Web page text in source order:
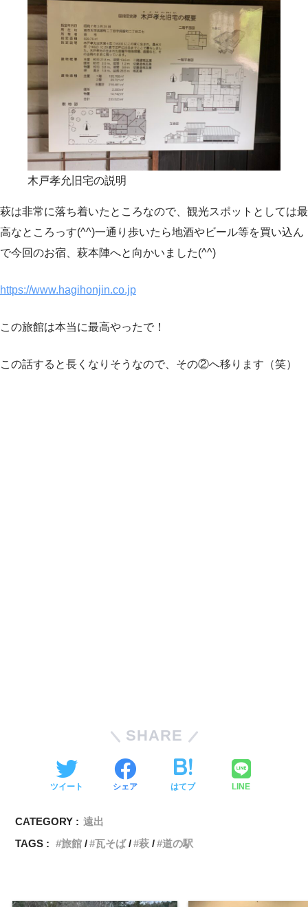
木戸孝允旧宅の説明
萩は非常に落ち着いたところなので、観光スポットとしては最
高なところっす(^^)一通り歩いたら地酒やビール等を買い込ん
で今回のお宿、萩本陣へと向かいました(^^)
https://www.hagihonjin.co.jp
この旅館は本当に最高やったで！
この話すると長くなりそうなので、その②へ移ります（笑）
SHARE
ツイート シェア はてブ LINE
CATEGORY : 遠出
TAGS :
旅館 瓦そば 萩 道の駅